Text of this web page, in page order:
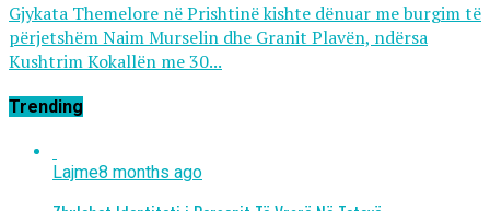
Gjykata Themelore në Prishtinë kishte dënuar me burgim të
përjetshëm Naim Murselin dhe Granit Plavën, ndërsa
Kushtrim Kokallën me 30...
Trending
Lajme8 months ago